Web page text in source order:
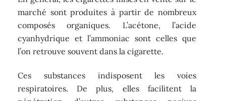
marché sont produites à partir de nombreux
composés organiques. L’acétone, l’acide
cyanhydrique et l’ammoniac sont celles que
l’on retrouve souvent dans la cigarette.
Ces substances indisposent les voies
respiratoires. De plus, elles facilitent la